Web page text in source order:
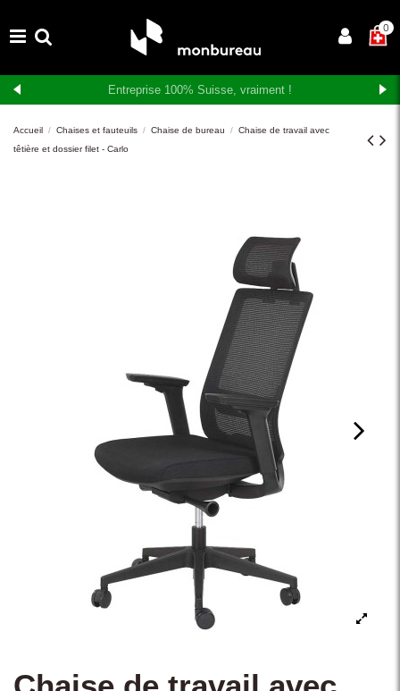
×0
Livraison et montage gratuits en Suisse romande
Accueil Chaises et fauteuils Chaise de bureau
Chaise de travail avec
têtière et dossier filet - Carlo